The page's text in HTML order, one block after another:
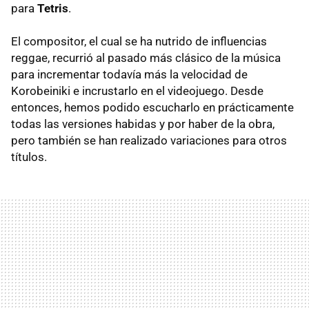
para Tetris.
El compositor, el cual se ha nutrido de influencias
reggae, recurrió al pasado más clásico de la música
para incrementar todavía más la velocidad de
Korobeiniki e incrustarlo en el videojuego. Desde
entonces, hemos podido escucharlo en prácticamente
todas las versiones habidas y por haber de la obra,
pero también se han realizado variaciones para otros
títulos.